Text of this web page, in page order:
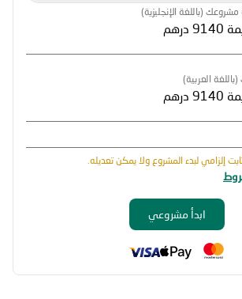
(باللغة الإنجليزية)
العربية)
إلزامي لبدء المشروع ولا يمكن تعديله.
ابدأ مشروعي